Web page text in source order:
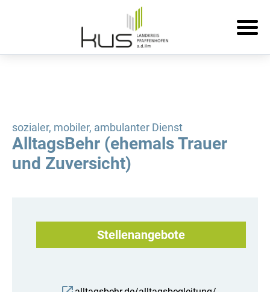
sozialer, mobiler, ambulanter Dienst
AlltagsBehr (ehemals Trauer
und Zuversicht)
Stellenangebote